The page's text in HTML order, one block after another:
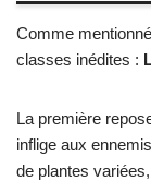
Comme
classes inédites :
La première
inflige aux
de plantes